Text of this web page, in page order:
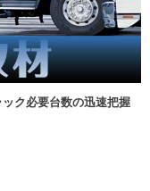
ク必要台数の迅速把握